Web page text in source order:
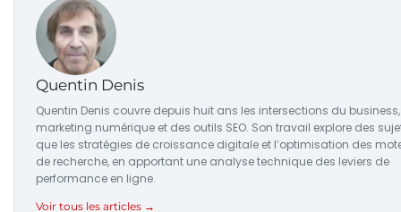
Quentin Denis
Quentin Denis couvre depuis huit ans les intersections du
marketing numérique et des outils SEO. Son travail explore des
que les stratégies de croissance digitale et l’optimisation des
de recherche, en apportant une analyse technique des leviers de
performance en ligne.
Voir tous les articles →